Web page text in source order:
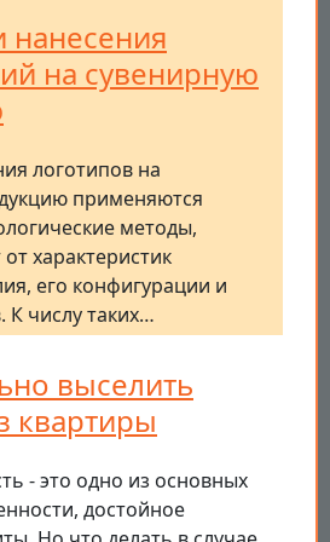
нанесения
на сувенирную
логотипов на
применяются
методы,
характеристик
его конфигурации и
К числу таких…
выселить
квартиры
- это одно из основных
достойное